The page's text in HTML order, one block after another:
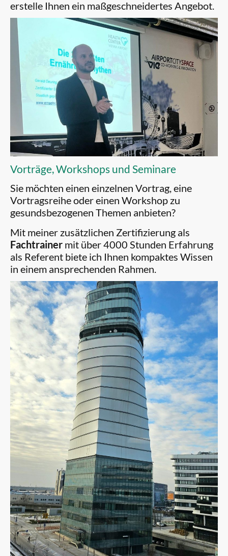
erstelle Ihnen ein maßgeschneidertes Angebot.
Vorträge, Workshops und Seminare
Sie möchten einen einzelnen Vortrag, eine
Vortragsreihe oder einen Workshop zu
gesundsbezogenen Themen anbieten?
Mit meiner zusätzlichen Zertifizierung als
Fachtrainer mit über 4000 Stunden Erfahrung
als Referent biete ich Ihnen kompaktes Wissen
in einem ansprechenden Rahmen.